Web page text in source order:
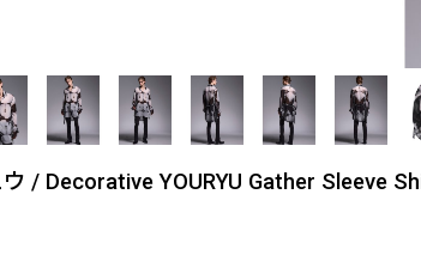
/ Decorative YOURYU Gather Sleeve